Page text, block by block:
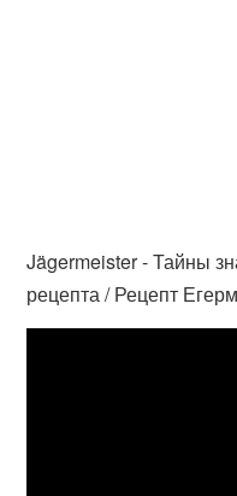
Jägermeister - Тайны
рецепта / Рецепт